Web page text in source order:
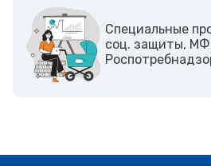
Cпециальные
соц. защиты,